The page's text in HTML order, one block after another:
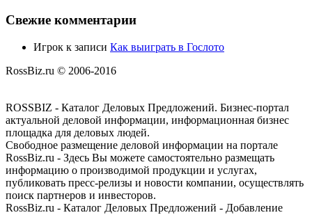
Свежие комментарии
Игрок к записи Как выиграть в Гослото
RossBiz.ru © 2006-2016
ROSSBIZ - Каталог Деловых Предложений. Бизнес-портал
актуальной деловой информации, информационная бизнес
площадка для деловых людей.
Свободное размещение деловой информации на портале
RossBiz.ru - Здесь Вы можете самостоятельно размещать
информацию о производимой продукции и услугах,
публиковать пресс-релизы и новости компании, осуществлять
поиск партнеров и инвесторов.
RossBiz.ru - Каталог Деловых Предложений - Добавление